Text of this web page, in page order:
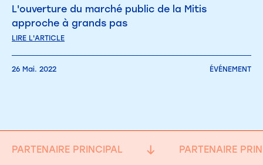
L'ouverture du marché public de la Mitis
approche à grands pas
LIRE L'ARTICLE
26 Mai. 2022 ÉVÉNEMENT
PARTENAIRE PRINCIPAL PARTENAIRE